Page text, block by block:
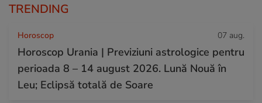
TRENDING
Horoscop 07 aug.
Horoscop Urania | Previziuni astrologice pentru
perioada 8 – 14 august 2026. Lună Nouă în
Leu; Eclipsă totală de Soare